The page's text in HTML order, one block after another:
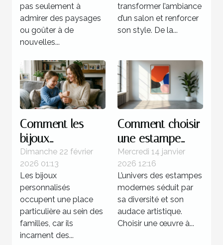
pas seulement à
admirer des paysages
ou goûter à de
nouvelles...
transformer l’ambiance
d’un salon et renforcer
son style. De la...
Comment les
bijoux
personnalisés
renforcent les
liens familiaux ?
Dimanche 22 février
2026 01:13
Les bijoux
personnalisés
occupent une place
particulière au sein des
familles, car ils
incarnent des...
Comment choisir
une estampe
moderne pour
votre collection ?
Mercredi 14 janvier
2026 12:16
L’univers des estampes
modernes séduit par
sa diversité et son
audace artistique.
Choisir une œuvre à...